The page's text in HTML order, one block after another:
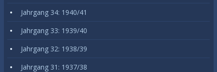
Jahrgang 34: 1940/41
Jahrgang 33: 1939/40
Jahrgang 32: 1938/39
Jahrgang 31: 1937/38